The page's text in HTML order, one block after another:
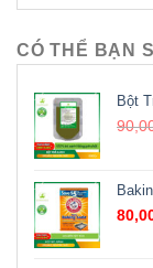
CÓ THỂ BẠN
Bột